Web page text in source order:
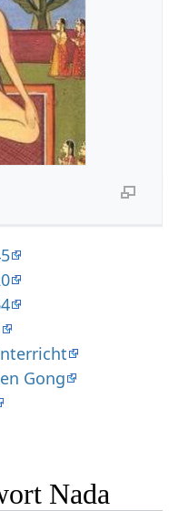
Gong
Nada